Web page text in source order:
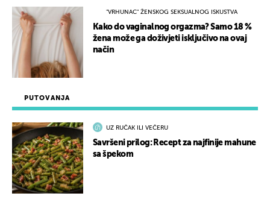
PUTOVANJA
UZ RUČAK ILI VEČERU
Savršeni prilog: Recept za najfinije mahune
sa špekom
"VRHUNAC" ŽENSKOG SEKSUALNOG ISKUSTVA
Kako do vaginalnog orgazma? Samo 18 %
žena može ga doživjeti isključivo na ovaj
način